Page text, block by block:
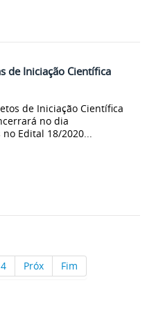
de Iniciação Científica
de Iniciação Científica
no dia
Edital 18/2020...
4 Próx Fim